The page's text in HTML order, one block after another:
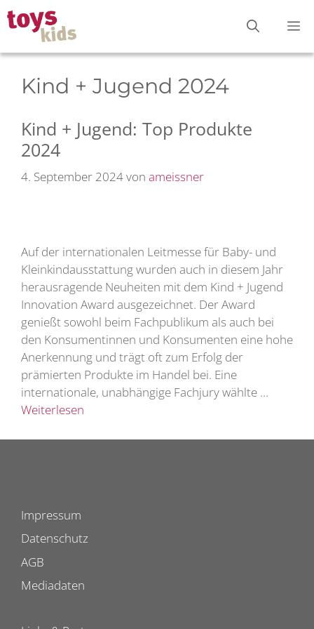
Zum
Inhalt
springen
Kind + Jugend 2024
Kind + Jugend: Top Produkte
2024
4. September 2024von ameissner
Auf der internationalen Leitmesse für Baby- und
Kleinkindausstattung wurden auch in diesem Jahr
herausragende Neuheiten mit dem Kind + Jugend
Innovation Award ausgezeichnet. Der Award
genießt sowohl beim Fachpublikum als auch bei
den Konsumentinnen und Konsumenten eine hohe
Anerkennung und trägt oft zum Erfolg der
prämierten Produkte im Handel bei. Eine
internationale, unabhängige Fachjury wählte …
Weiterlesen
Impressum
Datenschutz
AGB
Mediadaten